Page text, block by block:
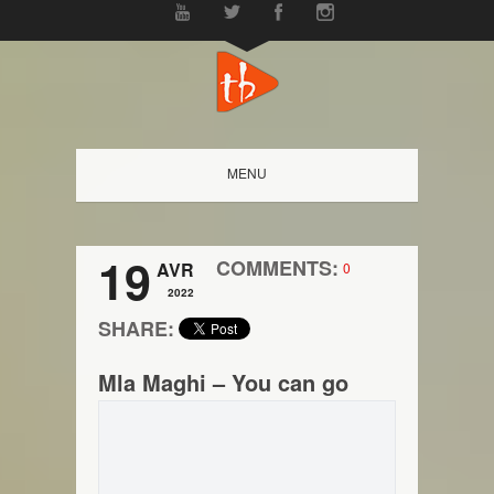
MENU
19 AVR
2022
COMMENTS: 0
SHARE:
Mla Maghi – You can go